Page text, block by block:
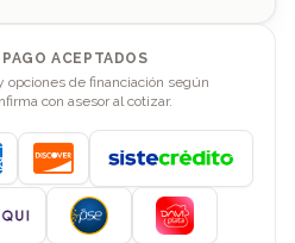
ACEPTADOS
opciones de financiación según
con asesor al cotizar.
Express
Discover